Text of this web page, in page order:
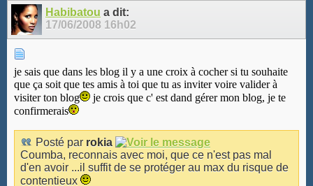
Habibatou a dit:
17/06/2008 16h02
je sais que dans les blog il y a une croix à cocher si tu souhaite
que ça soit que tes amis à toi que tu as inviter voire valider à
visiter ton blog
je crois que c' est dand gérer mon blog, je te
confirmerais
Posté par rokia
Coumba, reconnais avec moi, que ce n'est pas mal
d'en avoir ...il suffit de se protéger au max du risque de
contentieux